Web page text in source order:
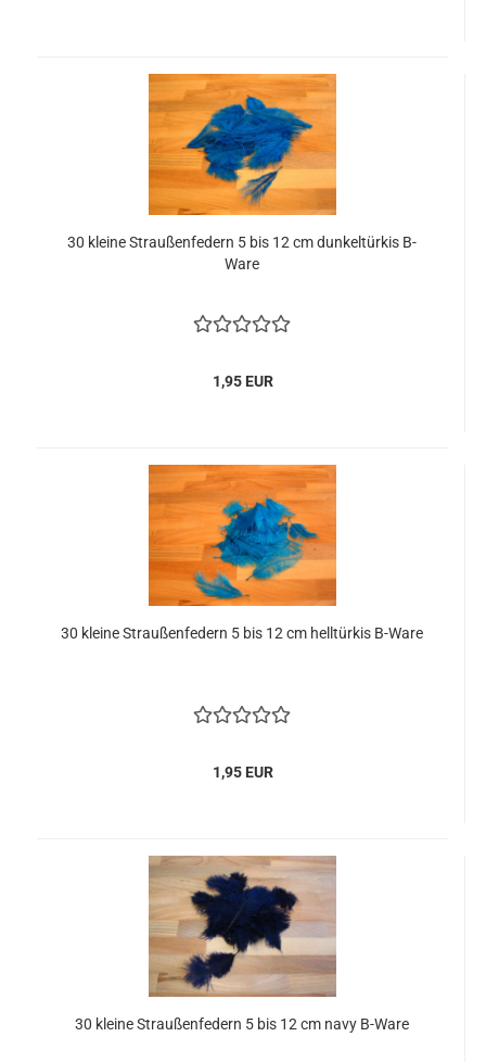
30 kleine Straußenfedern 5 bis 12 cm dunkeltürkis B-
Ware
1,95 EUR
30 kleine Straußenfedern 5 bis 12 cm helltürkis B-Ware
1,95 EUR
30 kleine Straußenfedern 5 bis 12 cm navy B-Ware